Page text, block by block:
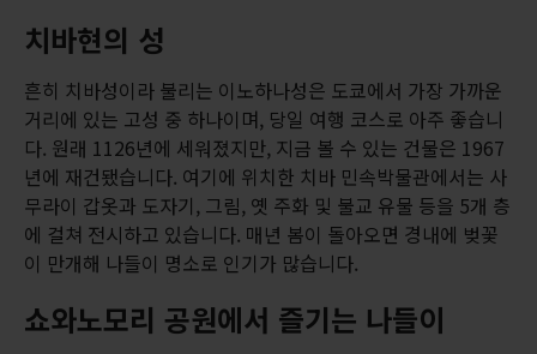
치바현의 성
흔히 치바성이라 불리는 이노하나성은 도쿄에서 가장 가까운
거리에 있는 고성 중 하나이며, 당일 여행 코스로 아주 좋습니
다. 원래 1126년에 세워졌지만, 지금 볼 수 있는 건물은 1967
년에 재건됐습니다. 여기에 위치한 치바 민속박물관에서는 사
무라이 갑옷과 도자기, 그림, 옛 주화 및 불교 유물 등을 5개 층
에 걸쳐 전시하고 있습니다. 매년 봄이 돌아오면 경내에 벚꽃
이 만개해 나들이 명소로 인기가 많습니다.
쇼와노모리 공원에서 즐기는 나들이